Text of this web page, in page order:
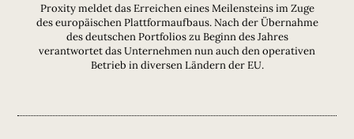
Proxity meldet das Erreichen eines Meilensteins im Zuge
des europäischen Plattformaufbaus. Nach der Übernahme
des deutschen Portfolios zu Beginn des Jahres
verantwortet das Unternehmen nun auch den operativen
Betrieb in diversen Ländern der EU.